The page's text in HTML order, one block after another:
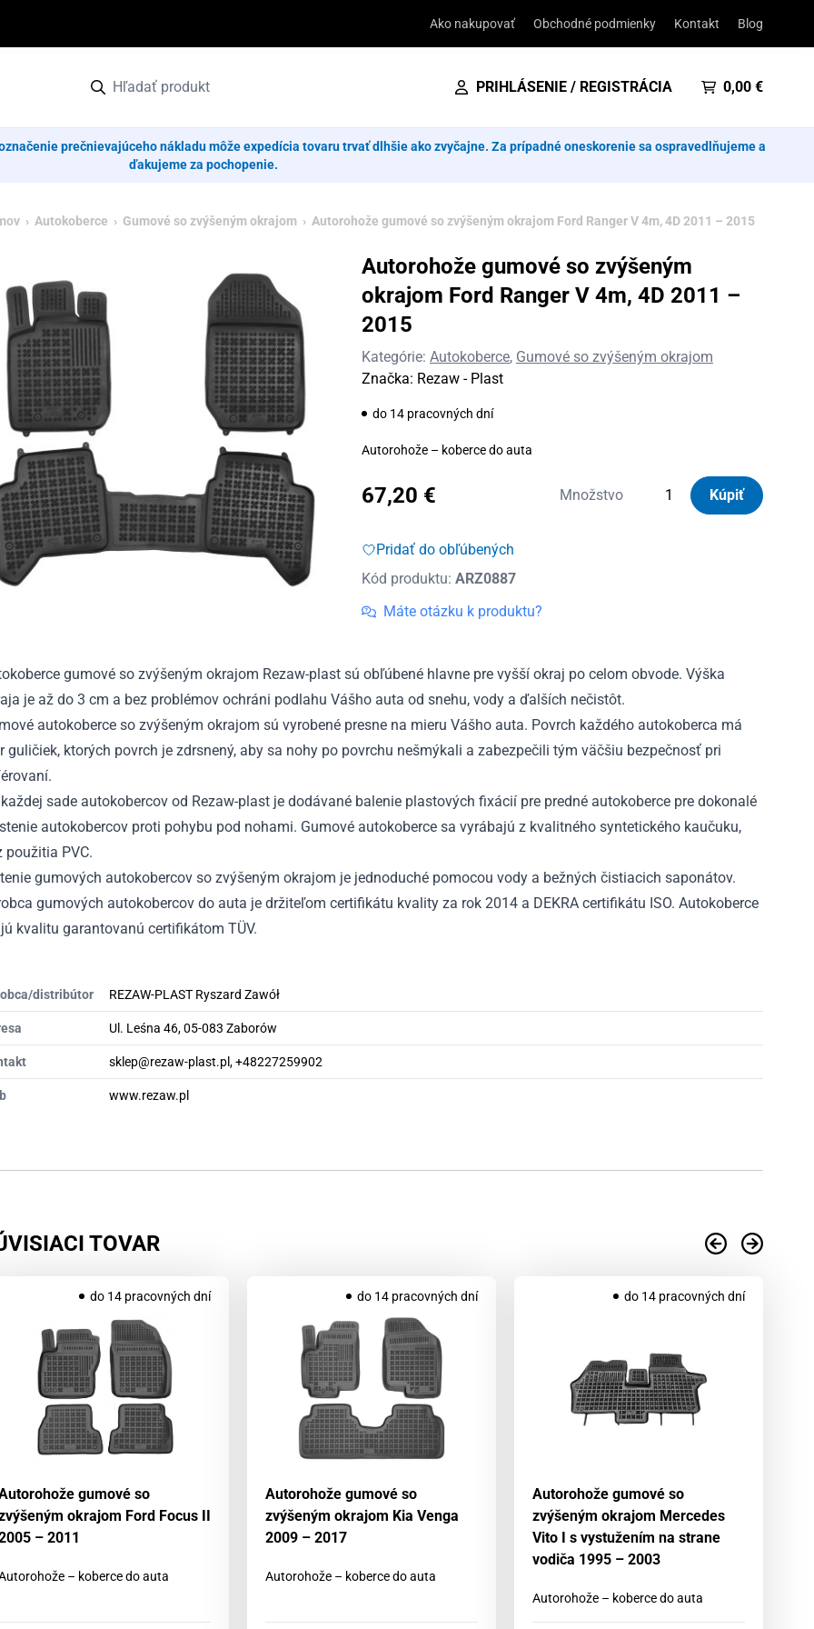
Ako nakupovať Obchodné podmienky Kontakt Blog
PRIHLÁSENIE / REGISTRÁCIA 0,00 €
prečnievajúceho nákladu môže expedícia tovaru trvať dlhšie ako zvyčajne. Za prípadné oneskorenie sa ospravedlňujeme a
ďakujeme za pochopenie.
› Autokoberce › Gumové so zvýšeným okrajom › Autorohože gumové so zvýšeným okrajom Ford Ranger V 4m, 4D 2011 – 2015
Autorohože gumové so zvýšeným
okrajom Ford Ranger V 4m, 4D 2011 –
2015
Kategórie: Autokoberce, Gumové so zvýšeným okrajom
Značka: Rezaw - Plast
do 14 pracovných dní
Autorohože – koberce do auta
67,20 € Množstvo
množstvo
V
4m,
2011
-
Kúpiť
Pridať do obľúbených
Kód produktu: ARZ0887
Máte otázku k produktu?
gumové so zvýšeným okrajom Rezaw-plast sú obľúbené hlavne pre vyšší okraj po celom obvode. Výška
je až do 3 cm a bez problémov ochráni podlahu Vášho auta od snehu, vody a ďalších nečistôt.
autokoberce so zvýšeným okrajom sú vyrobené presne na mieru Vášho auta. Povrch každého autokoberca má
guličiek, ktorých povrch je zdrsnený, aby sa nohy po povrchu nešmýkali a zabezpečili tým väčšiu bezpečnosť pri
sade autokobercov od Rezaw-plast je dodávané balenie plastových fixácií pre predné autokoberce pre dokonalé
autokobercov proti pohybu pod nohami. Gumové autokoberce sa vyrábajú z kvalitného syntetického kaučuku,
použitia PVC.
gumových autokobercov so zvýšeným okrajom je jednoduché pomocou vody a bežných čistiacich saponátov.
gumových autokobercov do auta je držiteľom certifikátu kvality za rok 2014 a DEKRA certifikátu ISO. Autokoberce
kvalitu garantovanú certifikátom TÜV.
distribútor REZAW-PLAST Ryszard Zawół
Ul. Leśna 46, 05-083 Zaborów
sklep@rezaw-plast.pl, +48227259902
www.rezaw.pl
TOVAR
do 14 pracovných dní
gumové so
okrajom Ford Focus II
– 2011
– koberce do auta
do 14 pracovných dní
Autorohože gumové so
zvýšeným okrajom Kia Venga
2009 – 2017
Autorohože – koberce do auta
do 14 pracovných dní
Autorohože gumové so
zvýšeným okrajom Mercedes
Vito I s vystužením na strane
vodiča 1995 – 2003
Autorohože – koberce do auta